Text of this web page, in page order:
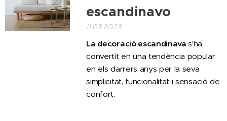
escandinavo
11.03.2023
La decoració escandinavas'ha
convertit en una tendència popular
en els darrers anys per la seva
simplicitat, funcionalitat i sensació de
confort.